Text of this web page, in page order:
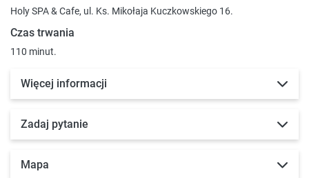
Holy SPA & Cafe, ul. Ks. Mikołaja Kuczkowskiego 16.
Czas trwania
110 minut.
Więcej informacji
Zadaj pytanie
Mapa